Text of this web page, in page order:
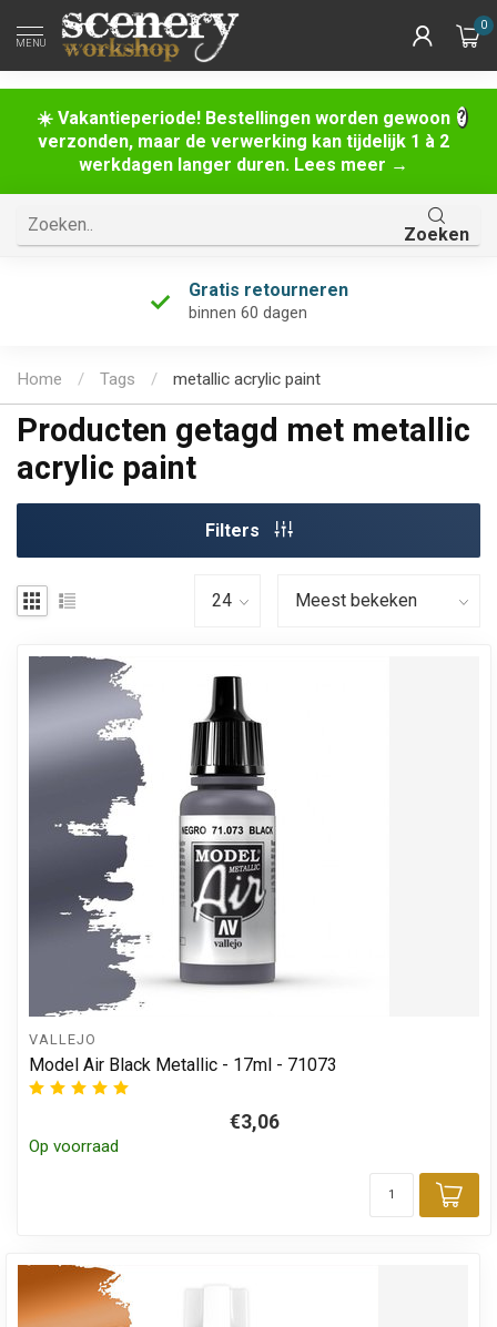
☀️ Vakantieperiode! Bestellingen worden gewoon
verzonden, maar de verwerking kan tijdelijk 1 à 2
werkdagen langer duren. Lees meer →
MENU
0
Zoeken
Gratis retourneren
binnen 60 dagen
Home / Tags / metallic acrylic paint
Producten getagd met metallic
acrylic paint
Filters
VALLEJO
Model Air Black Metallic - 17ml - 71073
€3,06
Op voorraad